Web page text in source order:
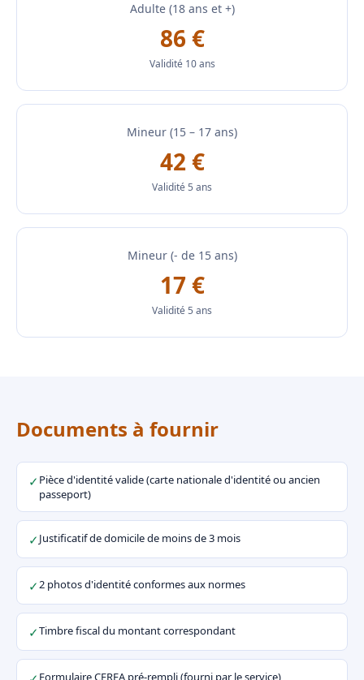
Adulte (18 ans et +)
86 €
Validité 10 ans
Mineur (15 – 17 ans)
42 €
Validité 5 ans
Mineur (- de 15 ans)
17 €
Validité 5 ans
Documents à fournir
✓ Pièce d'identité valide (carte nationale d'identité ou ancien
passeport)
✓Justificatif de domicile de moins de 3 mois
✓2 photos d'identité conformes aux normes
✓Timbre fiscal du montant correspondant
Formulaire CERFA pré-rempli (fourni par le service)